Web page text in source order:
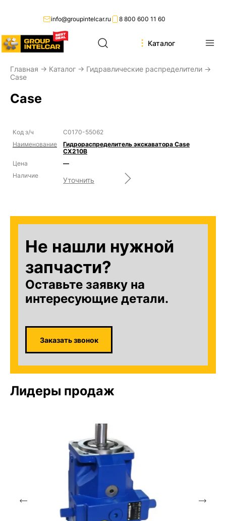
8 800 600 11 60
info@groupintelcar.ru
Каталог
Главная → Каталог → Гидравлические распределители →
Case
Case
C0170-55062
Гидрораспределитель экскаватора Case
CX210B
—
Уточнить
Не нашли нужной
запчасти?
Оставьте заявку на
интересующие детали.
Заказать звонок
Лидеры продаж